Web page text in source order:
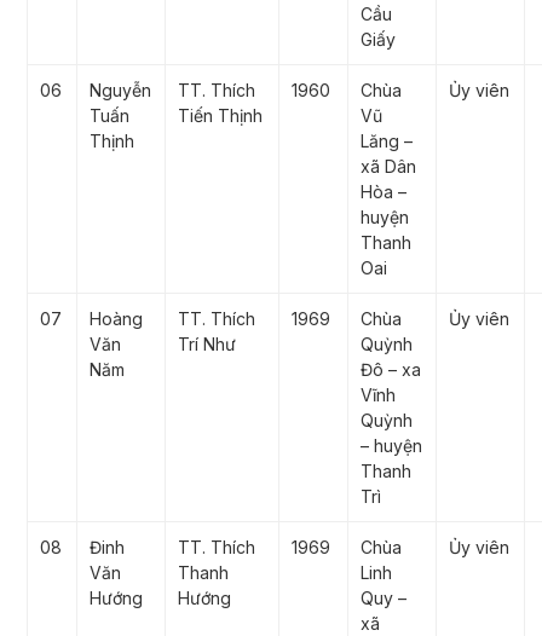
Cầu
Giấy
06
Nguyễn
Tuấn
Thịnh
TT. Thích
Tiến Thịnh
1960
Chùa
Vũ
Lăng –
xã Dân
Hòa –
huyện
Thanh
Oai
Ủy viên
07
Hoàng
Văn
Năm
TT. Thích
Trí Như
1969
Chùa
Quỳnh
Đô – xa
Vĩnh
Quỳnh
– huyện
Thanh
Trì
Ủy viên
08
Đinh
Văn
Hướng
TT. Thích
Thanh
Hướng
1969
Chùa
Linh
Quy –
xã
Ủy viên